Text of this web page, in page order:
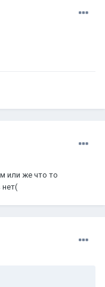
или же что то
нет(